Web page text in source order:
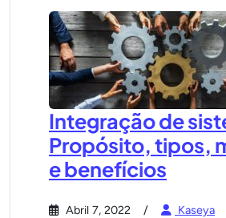
Integração de
Propósito, tipos,
e benefícios
Abril 7, 2022
Kaseya